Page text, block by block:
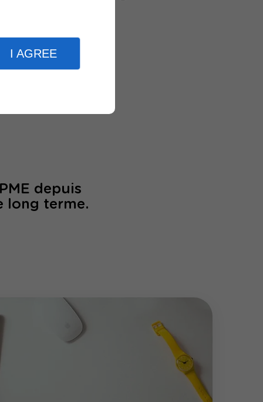
I AGREE
depuis
long terme.